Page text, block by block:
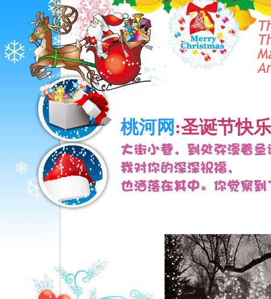
桃河网 :圣诞节快